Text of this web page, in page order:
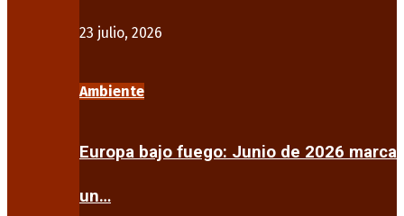
23 julio, 2026
Ambiente
Europa bajo fuego: Junio de 2026 marca
un…